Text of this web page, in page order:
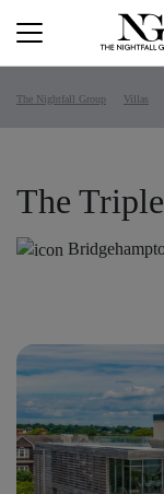
The Nightfall Group Villas
The